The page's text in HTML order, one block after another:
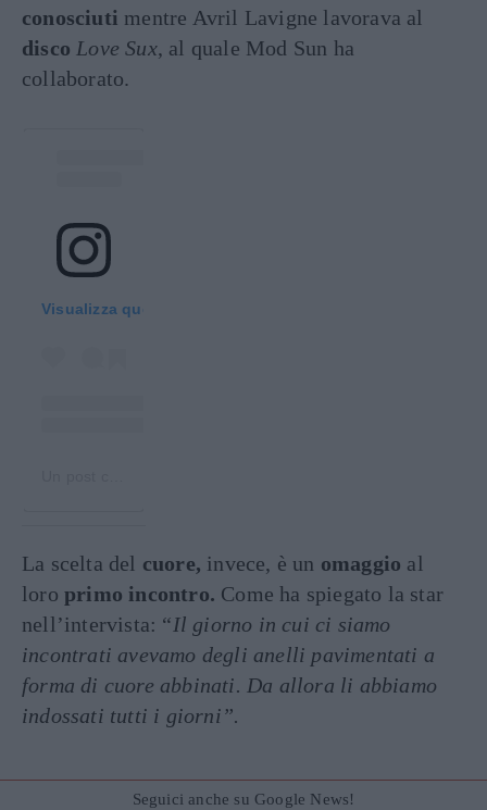
conosciuti mentre Avril Lavigne lavorava al
disco Love Sux, al quale Mod Sun ha
collaborato.
Visualizza questo post su Instagram
La scelta del cuore, invece, è un omaggio al
loro primo incontro. Come ha spiegato la star
nell’intervista: “Il giorno in cui ci siamo
incontrati avevamo degli anelli pavimentati a
forma di cuore abbinati. Da allora li abbiamo
indossati tutti i giorni”.
Seguici anche su Google News!